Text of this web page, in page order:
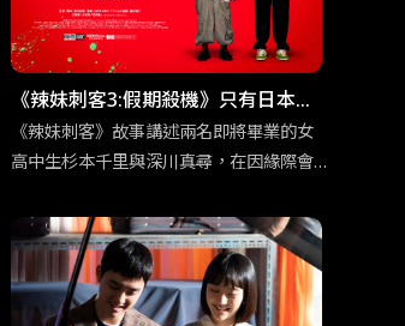
《辣妹刺客3:假期殺機》只有日本才
能拍得出來的動作類型
《辣妹刺客》故事講述兩名即將畢業的女
高中生杉本千里與深川真尋，在因緣際會
及相對沒有事業野心的性格特質，與殺手
這個敏感身份碰撞出奇妙的火花。